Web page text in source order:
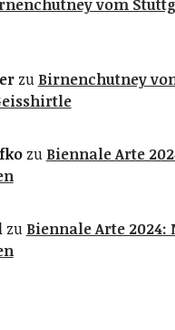
vom
zu Birnenchutney
zu Biennale Arte
zu Biennale Arte 2024: